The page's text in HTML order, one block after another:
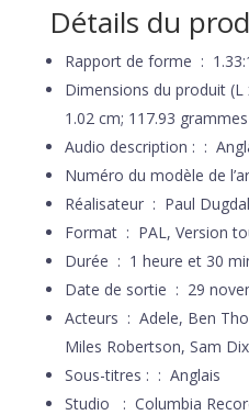
Détails du
Rapport de forme ‏ : ‎
1.02 cm; 117.93 grammes
Audio description : ‏ : ‎
Réalisateur ‏ : ‎ Paul
Format ‏ : ‎ PAL, Version
Durée ‏ : ‎ 1 heure et 30
Date de sortie ‏ : ‎ 29
Acteurs ‏ : ‎ Adele, Ben
Miles Robertson, Sam
Sous-titres : ‏ : ‎ Anglais
Studio ‏ : ‎ Columbia